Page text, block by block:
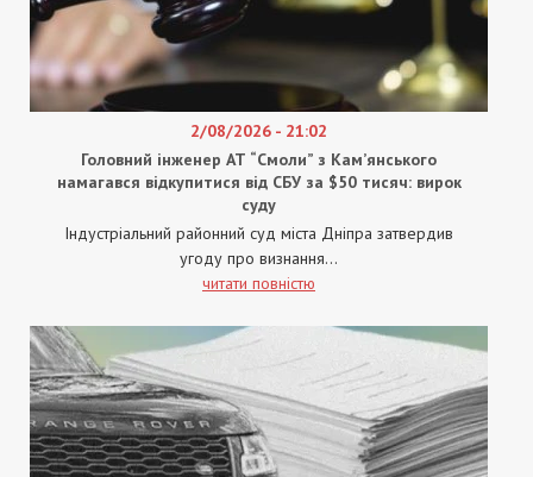
2/08/2026 - 21:02
Головний інженер АТ “Смоли” з Кам’янського
намагався відкупитися від СБУ за $50 тисяч: вирок
суду
Індустріальний районний суд міста Дніпра затвердив
угоду про визнання...
читати повністю